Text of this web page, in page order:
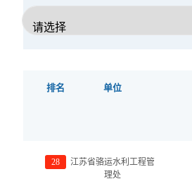
排名 单位
28
江苏省骆运水利工程管
理处